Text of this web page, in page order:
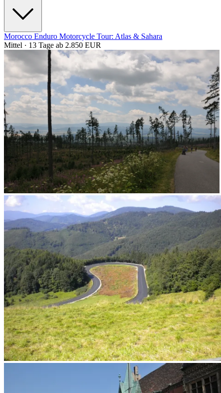
Morocco Enduro Motorcycle Tour: Atlas & Sahara
Mittel · 13 Tage ab 2.850 EUR